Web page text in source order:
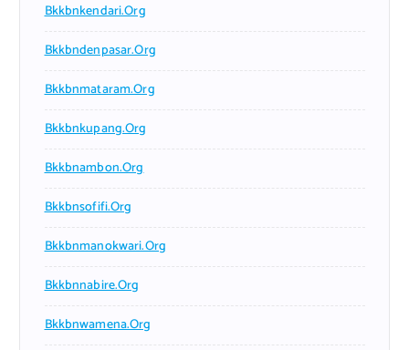
Bkkbnkendari.org
Bkkbndenpasar.org
Bkkbnmataram.org
Bkkbnkupang.org
Bkkbnambon.org
Bkkbnsofifi.org
Bkkbnmanokwari.org
Bkkbnnabire.org
Bkkbnwamena.org